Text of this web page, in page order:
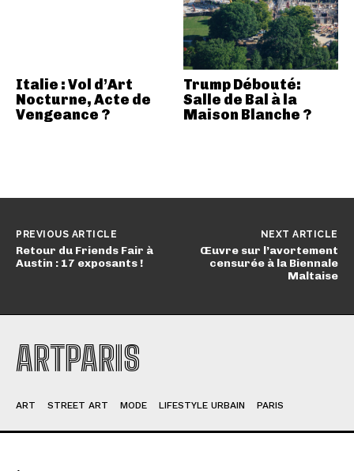
Italie : Vol d’Art
Nocturne, Acte de
Vengeance ?
Trump Débouté:
Salle de Bal à la
Maison Blanche ?
PREVIOUS ARTICLE
Retour du Friends Fair à
Austin : 17 exposants !
NEXT ARTICLE
Œuvre sur l’avortement
censurée à la Biennale
Maltaise
ARTPARIS
ART STREET ART MODE LIFESTYLE URBAIN PARIS